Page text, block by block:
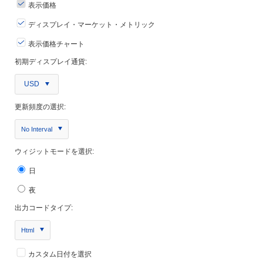
表示価格
ディスプレイ・マーケット・メトリック
表示価格チャート
初期ディスプレイ通貨:
USD
更新頻度の選択:
No Interval
ウィジットモードを選択:
日
夜
出力コードタイプ:
Html
カスタム日付を選択